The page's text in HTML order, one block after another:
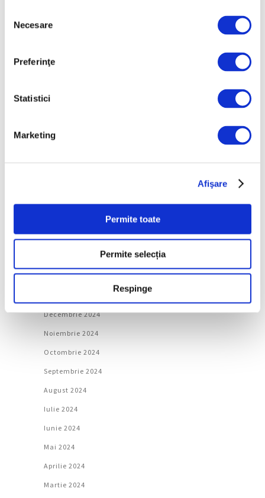
consimțământului
Necesare
Preferinţe
Statistici
Marketing
Afişare
Permite toate
Permite selecția
Respinge
Martie 2026
Ianuarie 2026
Aprilie 2025
Februarie 2025
Decembrie 2024
Noiembrie 2024
Octombrie 2024
Septembrie 2024
August 2024
Iulie 2024
Iunie 2024
Mai 2024
Aprilie 2024
Martie 2024